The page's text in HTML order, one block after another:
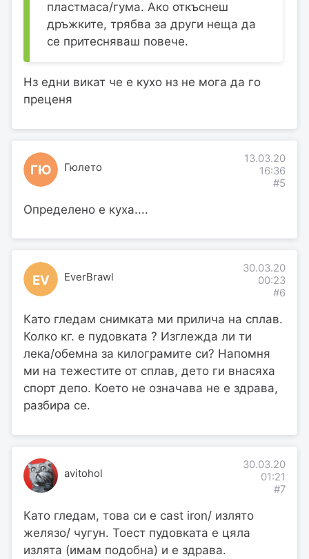
пластмаса/гума. Ако откъснеш
дръжките, трябва за други неща да
се притесняваш повече.
Нз едни викат че е кухо нз не мога да го
преценя
ГЮ Гюлето
13.03.20
16:36
#5
Определено е куха....
EV EverBrawl
30.03.20
00:23
#6
Като гледам снимката ми прилича на сплав.
Колко кг. е пудовката ? Изглежда ли ти
лека/обемна за килограмите си? Напомня
ми на тежестите от сплав, дето ги внасяха
спорт депо. Което не означава не е здрава,
разбира се.
avitohol
30.03.20
01:21
#7
Като гледам, това си е cast iron/ излято
желязо/ чугун. Тоест пудовката е цяла
излята (имам подобна) и е здрава.